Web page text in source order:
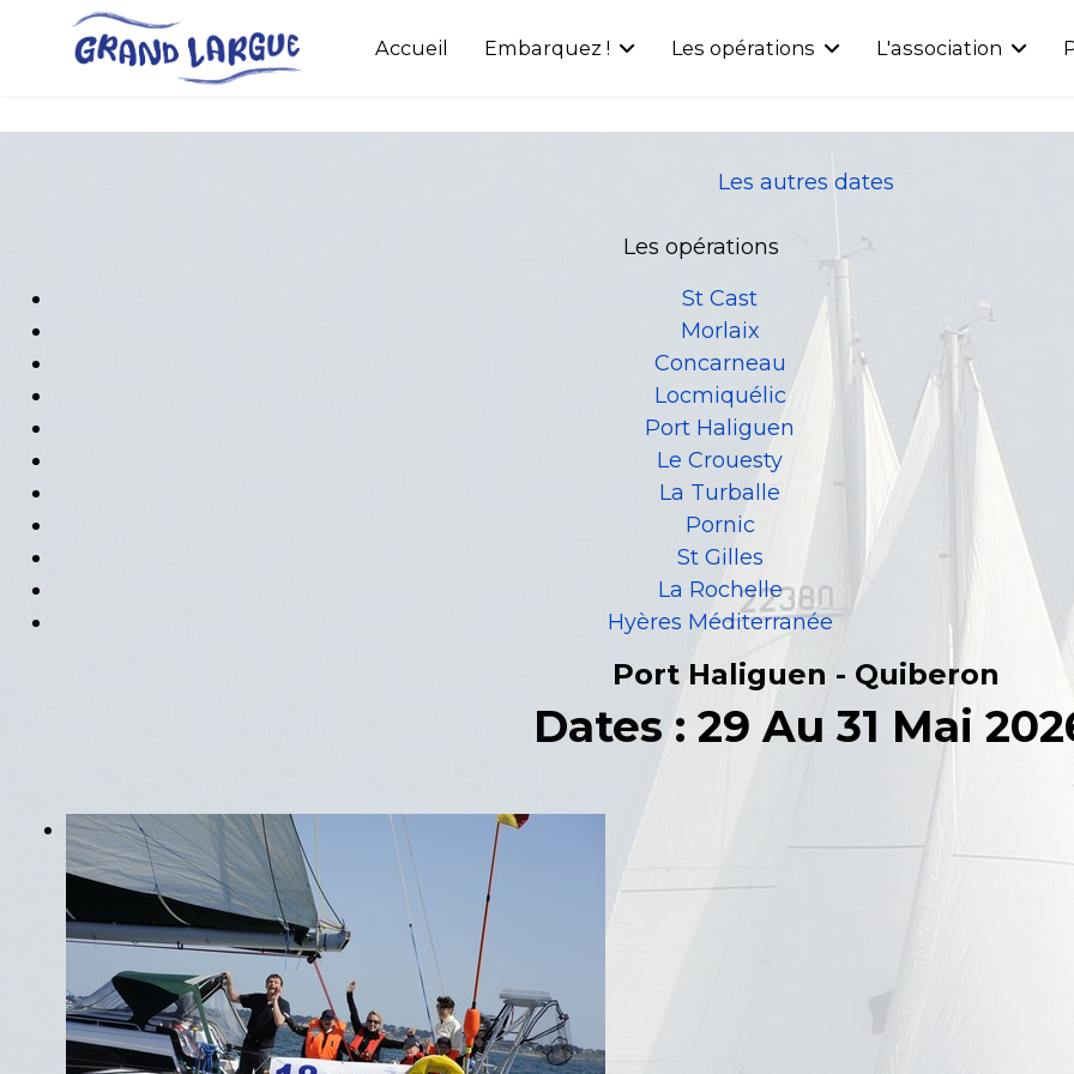
Accueil Embarquez ! Les opérations L'association
Les autres dates
Les opérations
St Cast
Morlaix
Concarneau
Locmiquélic
Port Haliguen
Le Crouesty
La Turballe
Pornic
St Gilles
La Rochelle
Hyères Méditerranée
Port Haliguen - Quiberon
Dates : 29 Au 31 Mai